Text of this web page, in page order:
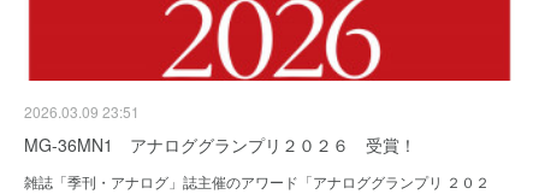
2026.03.09 23:51
MG-36MN1 アナロググランプリ２０２６ 受賞！
雑誌「季刊・アナログ」誌主催のアワード「アナロググランプリ ２０２